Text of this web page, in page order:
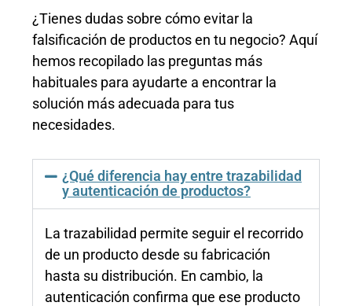
¿Tienes dudas sobre cómo evitar la
falsificación de productos en tu negocio? Aquí
hemos recopilado las preguntas más
habituales para ayudarte a encontrar la
solución más adecuada para tus
necesidades.
¿Qué diferencia hay entre trazabilidad
y autenticación de productos?
La trazabilidad permite seguir el recorrido
de un producto desde su fabricación
hasta su distribución. En cambio, la
autenticación confirma que ese producto